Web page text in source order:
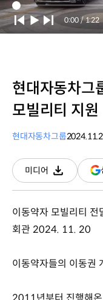
Current
Time
0:00 / 1:22
현대자동차그
모빌리티 지원
현대자동차그룹
미디어
다운로드
이동약자 모빌리티 전
회관 2024. 11. 20
이동약자들의 이동권